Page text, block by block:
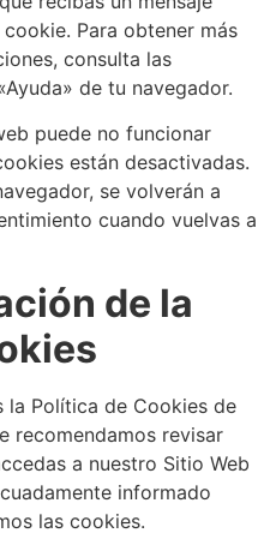
Para obtener más
consulta las
de tu navegador.
puede no funcionar
están desactivadas.
se volverán a
cuando vuelvas a
de la
la Política de Cookies de
recomendamos revisar
a nuestro Sitio Web
informado
las cookies.